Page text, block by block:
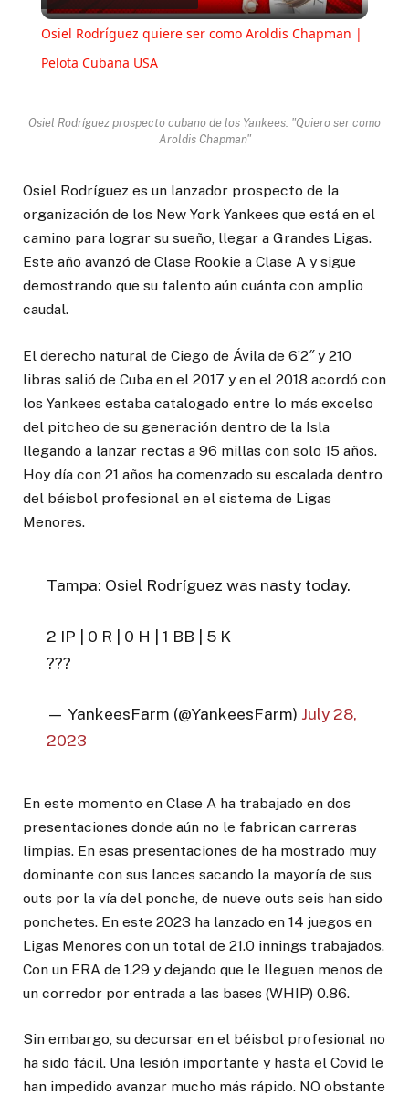
Video
Osiel Rodríguez quiere ser como Aroldis Chapman |
Pelota Cubana USA
Osiel Rodríguez prospecto cubano de los Yankees: "Quiero ser como
Aroldis Chapman"
Osiel Rodríguez es un lanzador prospecto de la
organización de los New York Yankees que está en el
camino para lograr su sueño, llegar a Grandes Ligas.
Este año avanzó de Clase Rookie a Clase A y sigue
demostrando que su talento aún cuánta con amplio
caudal.
El derecho natural de Ciego de Ávila de 6’2″ y 210
libras salió de Cuba en el 2017 y en el 2018 acordó con
los Yankees estaba catalogado entre lo más excelso
del pitcheo de su generación dentro de la Isla
llegando a lanzar rectas a 96 millas con solo 15 años.
Hoy día con 21 años ha comenzado su escalada dentro
del béisbol profesional en el sistema de Ligas
Menores.
Tampa: Osiel Rodríguez was nasty today.
2 IP | 0 R | 0 H | 1 BB | 5 K
???
— YankeesFarm (@YankeesFarm) July 28,
2023
En este momento en Clase A ha trabajado en dos
presentaciones donde aún no le fabrican carreras
limpias. En esas presentaciones de ha mostrado muy
dominante con sus lances sacando la mayoría de sus
outs por la vía del ponche, de nueve outs seis han sido
ponchetes. En este 2023 ha lanzado en 14 juegos en
Ligas Menores con un total de 21.0 innings trabajados.
Con un ERA de 1.29 y dejando que le lleguen menos de
un corredor por entrada a las bases (WHIP) 0.86.
Sin embargo, su decursar en el béisbol profesional no
ha sido fácil. Una lesión importante y hasta el Covid le
han impedido avanzar mucho más rápido. NO obstante